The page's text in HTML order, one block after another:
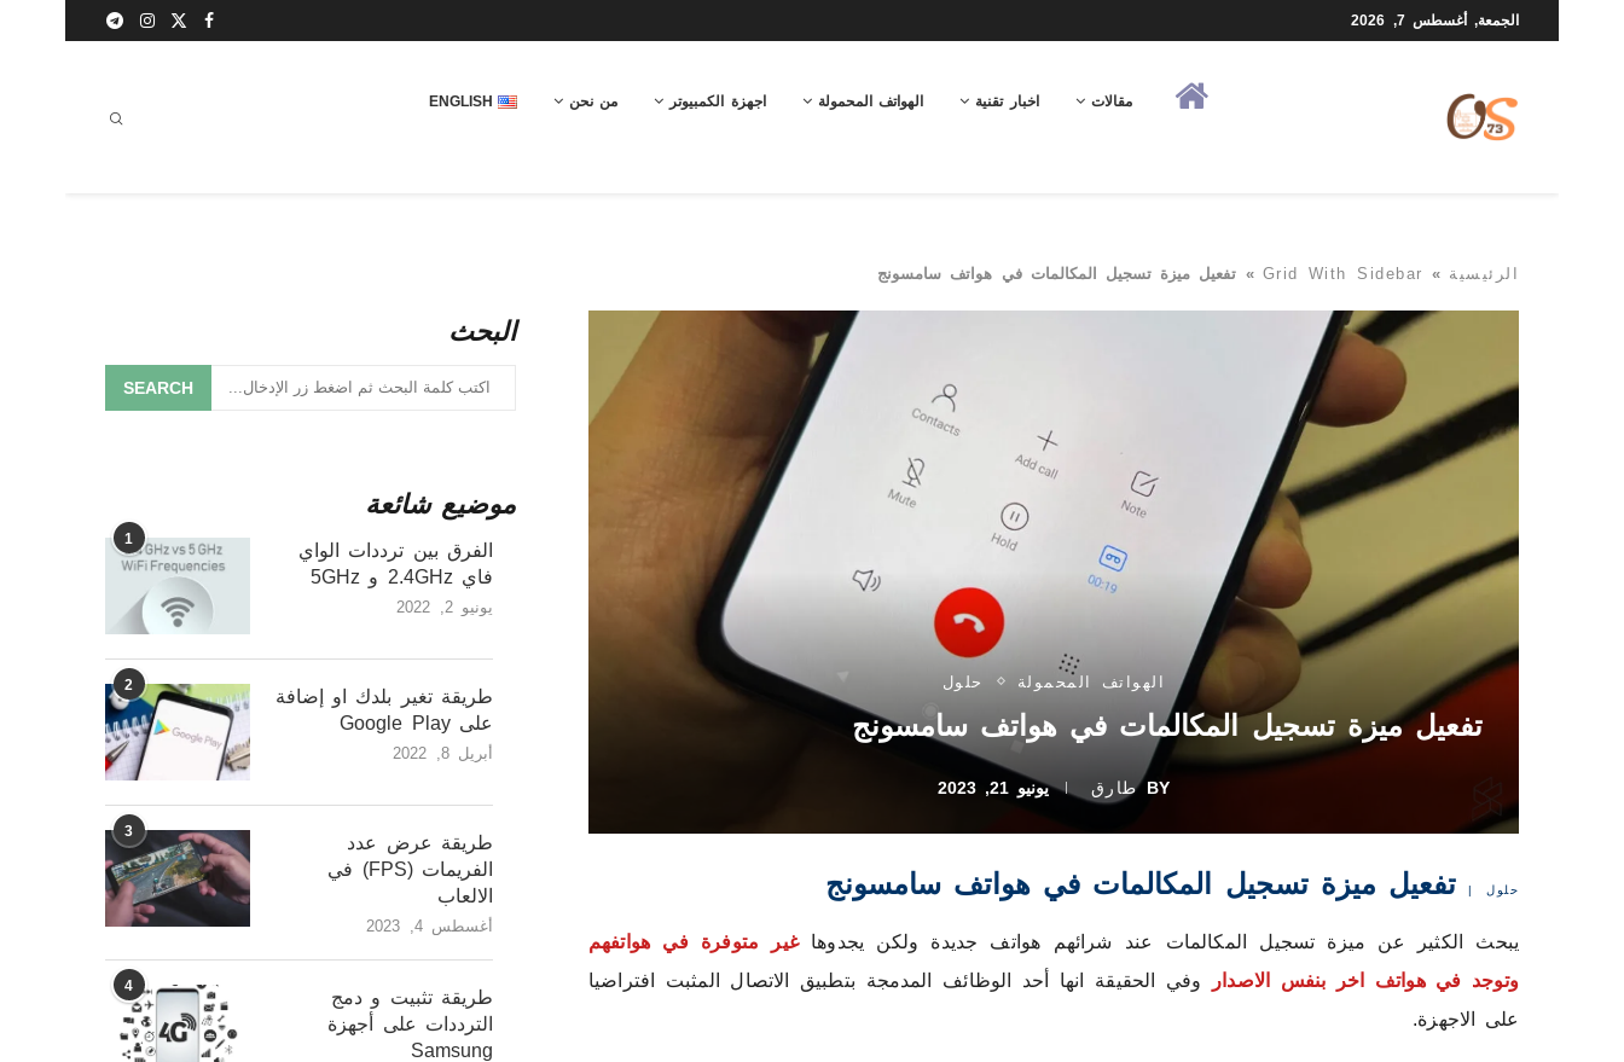
الجمعة, أغسطس 7, 2026
مقالات اخبار تقنية الهواتف المحمولة اجهزة الكمبيوتر من نحن ENGLISH
الرئيسية »
Grid With Sidebar
» تفعيل ميزة تسجيل المكالمات في هواتف سامسونج
الهواتف المحمولة حلول
تفعيل ميزة تسجيل المكالمات في هواتف سامسونج
BY طارق يونيو 21, 2023
حلول |تفعيل ميزة تسجيل المكالمات في هواتف سامسونج
يبحث الكثير عن ميزة تسجيل المكالمات عند شرائهم هواتف جديدة ولكن يجدوهاغير متوفرة في هواتفهم
وتوجد في هواتف اخر بنفس الاصدار
وفي الحقيقة انها أحد الوظائف المدمجة بتطبيق الاتصال المثبت افتراضيا
على الاجهزة.
البحث
SEARCH
موضيع شائعة
1
الفرق بين ترددات الواي
فاي 2.4GHz و 5GHz
يونيو 2, 2022
2
طريقة تغير بلدك او إضافة
على Google Play
أبريل 8, 2022
3
طريقة عرض عدد
الفريمات (FPS) في
الالعاب
أغسطس 4, 2023
4
طريقة تثبيت و دمج
الترددات على أجهزة
Samsung